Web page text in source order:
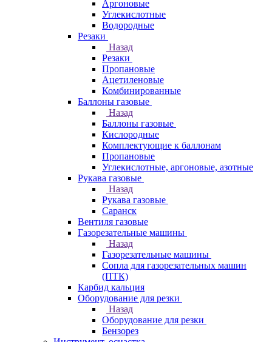
Аргоновые
Углекислотные
Водородные
Резаки
Назад
Резаки
Пропановые
Ацетиленовые
Комбинированные
Баллоны газовые
Назад
Баллоны газовые
Кислородные
Комплектующие к баллонам
Пропановые
Углекислотные, аргоновые, азотные
Рукава газовые
Назад
Рукава газовые
Саранск
Вентиля газовые
Газорезательные машины
Назад
Газорезательные машины
Сопла для газорезательных машин
(ПТК)
Карбид кальция
Оборудование для резки
Назад
Оборудование для резки
Бензорез